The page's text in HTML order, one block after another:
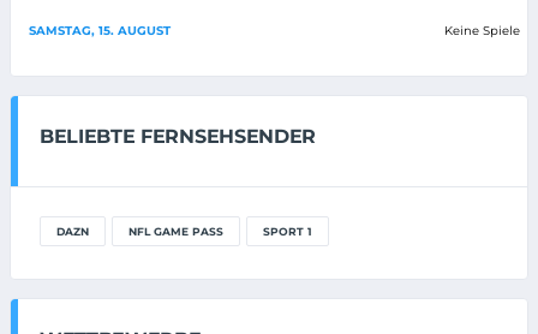
SAMSTAG, 15. AUGUST Keine Spiele
BELIEBTE FERNSEHSENDER
DAZN NFL GAME PASS SPORT 1